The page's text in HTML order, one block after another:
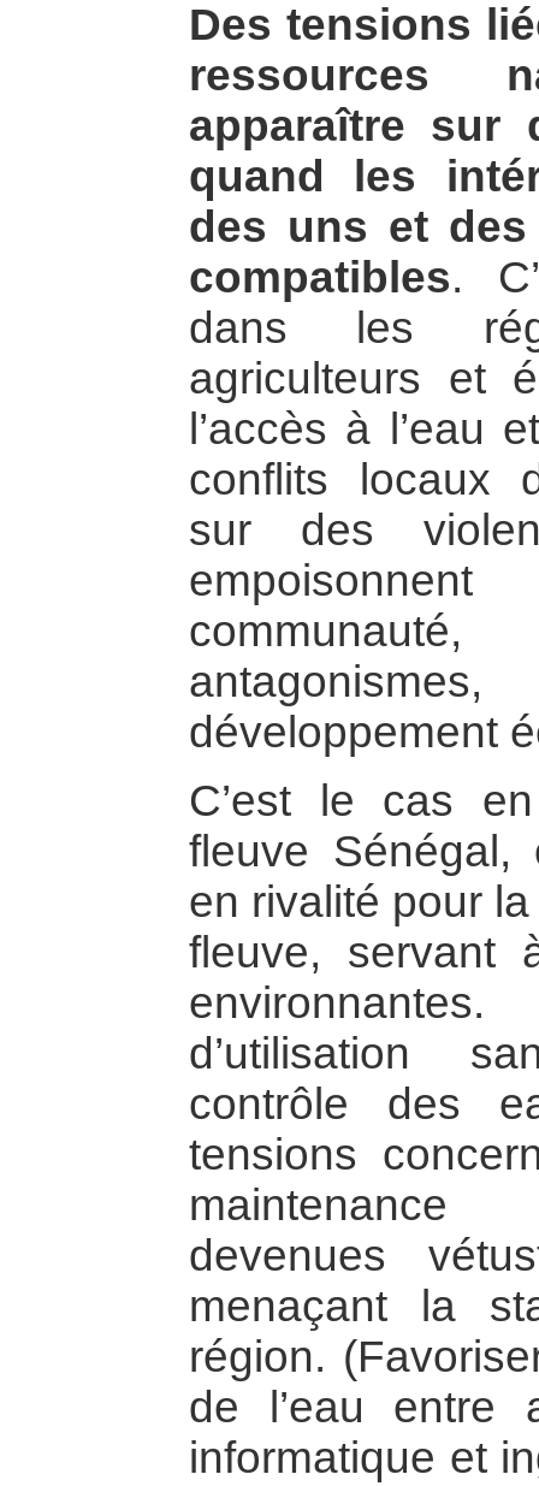
Des tensions
ressources
apparaître sur
quand les
des uns et
compatibles.
dans les
agriculteurs et
l’accès à l’eau
conflits locaux
sur des
développement
C’est le cas
fleuve
en rivalité pour
fleuve, servant
d’utilisation
contrôle des
tensions
devenues
menaçant la
région.
de l’eau entre
informatique et